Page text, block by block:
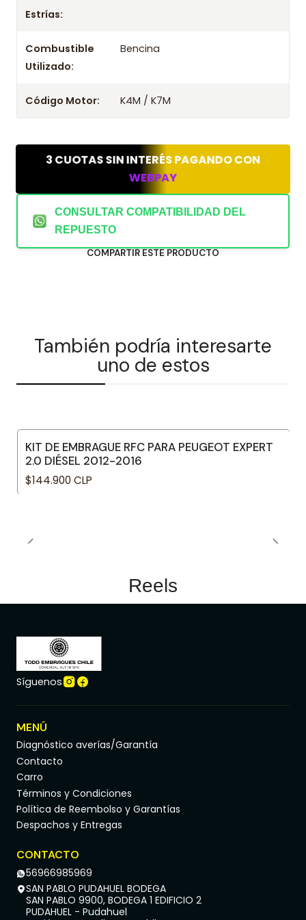
Estrías:
Combustible
Utilizado:
Bencina
Código Motor: K4M / K7M
3 CUOTAS SIN INTERÉS PAGANDO CON
WEBPAY
CONSULTAR COMPATIBILIDAD DEL
REPUESTO
COMPARTIR ESTE PRODUCTO
También podría interesarte
uno de estos
KIT DE EMBRAGUE RFC PARA PEUGEOT EXPERT
2.0 DIÉSEL 2012-2016
$144.900 CLP
Reels
Síguenos
MENÚ
Diagnóstico averías/Garantía
Contacto
Carro
Términos y Condiciones
Política de Reembolso y Garantías
Despachos y Entregas
CONTACTO
56966985969
SAN PABLO PUDAHUEL BODEGA
SAN PABLO 9900, BODEGA 1 EDIFICIO 2
PUDAHUEL - Pudahuel